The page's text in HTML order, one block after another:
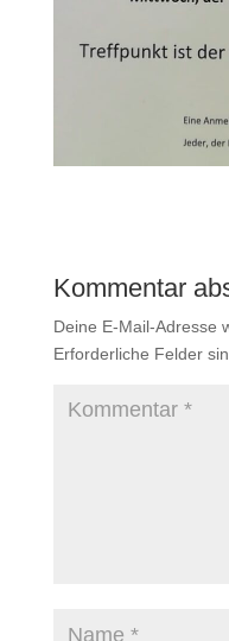
Kommentar
Deine E-Mail-Adresse
Erforderliche Felder